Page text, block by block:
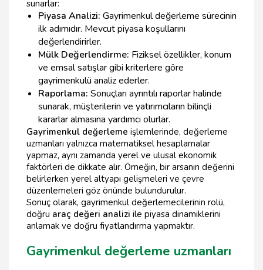
sunarlar:
Piyasa Analizi: Gayrimenkul değerleme sürecinin
ilk adımıdır. Mevcut piyasa koşullarını
değerlendirirler.
Mülk Değerlendirme: Fiziksel özellikler, konum
ve emsal satışlar gibi kriterlere göre
gayrimenkulü analiz ederler.
Raporlama: Sonuçları ayrıntılı raporlar halinde
sunarak, müşterilerin ve yatırımcıların bilinçli
kararlar almasına yardımcı olurlar.
Gayrimenkul değerleme işlemlerinde, değerleme
uzmanları yalnızca matematiksel hesaplamalar
yapmaz, aynı zamanda yerel ve ulusal ekonomik
faktörleri de dikkate alır. Örneğin, bir arsanın değerini
belirlerken yerel altyapı gelişmeleri ve çevre
düzenlemeleri göz önünde bulundurulur.
Sonuç olarak, gayrimenkul değerlemecilerinin rolü,
doğru araç değeri analizi ile piyasa dinamiklerini
anlamak ve doğru fiyatlandırma yapmaktır.
Gayrimenkul değerleme uzmanları